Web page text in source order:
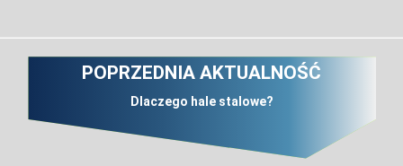
POPRZEDNIA AKTUALNOŚĆ
Dlaczego hale stalowe?